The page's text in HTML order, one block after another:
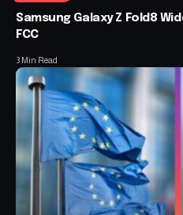
Samsung Galaxy Z Fold8
FCC
3 Min Read